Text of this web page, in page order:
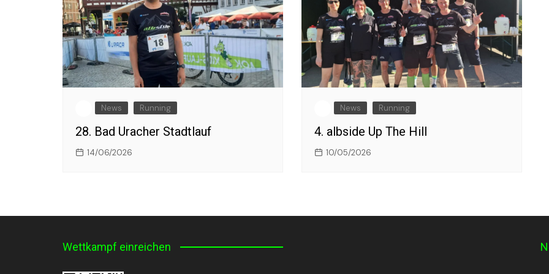
News Running
28. Bad Uracher Stadtlauf
14/06/2026
News Running
4. albside Up The Hill
10/05/2026
Wettkampf einreichen